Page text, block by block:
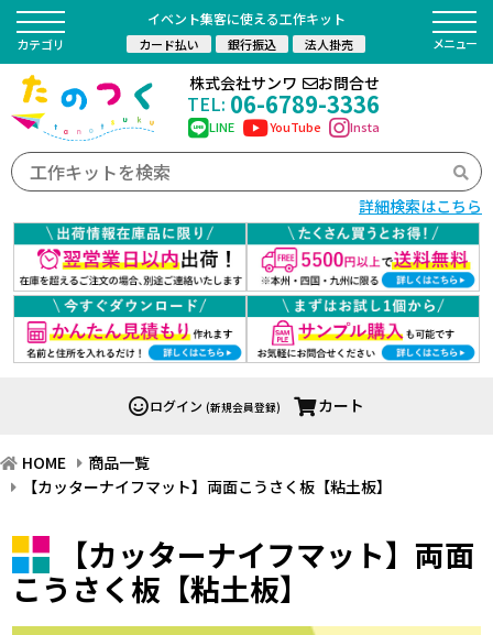
イベント集客に使える工作キット
カード払い 銀行振込 法人掛売
詳細検索はこちら
株式会社サンワ お問合せ
TEL: 06-6789-3336
LINE YouTube Insta
カテゴリ
ログイン (新規会員登録) カート
HOME
商品一覧
【カッターナイフマット】両面こうさく板【粘土板】
【カッターナイフマット】両面
こうさく板【粘土板】